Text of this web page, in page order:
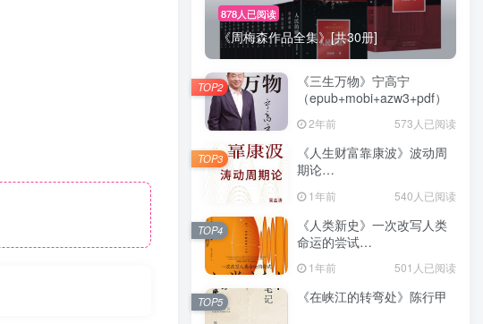
878人已阅读
《周梅森作品全集》[共30册]
《三生万物》宁高宁
（epub+mobi+azw3+pdf）
2年前 573人已阅读
TOP2
《人生财富靠康波》波动周
期论
1年前 540人已阅读
TOP3
《人类新史》一次改写人类
命运的尝试
1年前 501人已阅读
TOP4
《在峡江的转弯处》陈行甲
TOP5